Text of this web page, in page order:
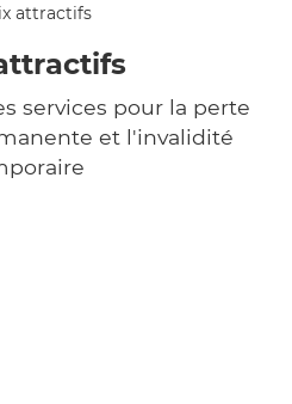
services pour la perte
et l'invalidité